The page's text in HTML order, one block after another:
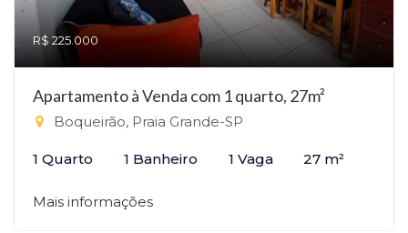
R$ 225.000
Apartamento à Venda com 1 quarto, 27m²
Boqueirão, Praia Grande-SP
1 Quarto 1 Banheiro 1 Vaga 27 m²
Mais informações